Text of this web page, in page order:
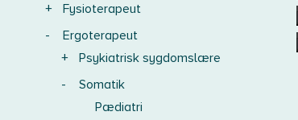
+
Fysioterapeut
-
Ergoterapeut
+
Psykiatrisk sygdomslære
-
Somatik
Pædiatri